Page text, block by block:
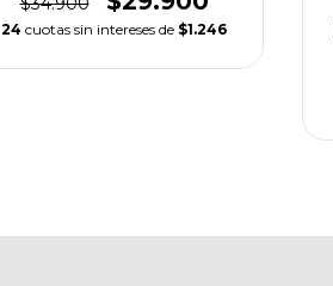
24 cuotas sin intereses de $1.246